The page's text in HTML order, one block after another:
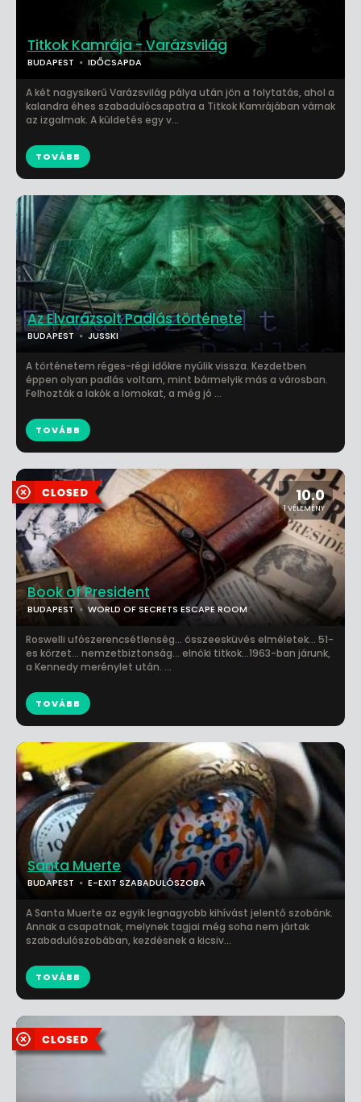
Az Elvarázsolt Padlás története
BUDAPEST JUSSKI
A történetem réges-régi időkre nyúlik vissza. Kezdetben
éppen olyan padlás voltam, mint bármelyik más a városban.
Felhozták a lakók a lomokat, a még jó ...
TOVÁBB
Santa Muerte
BUDAPEST E-EXIT SZABADULÓSZOBA
A Santa Muerte az egyik legnagyobb kihívást jelentő szobánk.
Annak a csapatnak, melynek tagjai még soha nem jártak
szabadulószobában, kezdésnek a kicsiv...
TOVÁBB
Titkok Kamrája - Varázsvilág
BUDAPEST IDŐCSAPDA
A két nagysikerű Varázsvilág pálya után jön a folytatás, ahol a
kalandra éhes szabadulócsapatra a Titkok Kamrájában várnak
az izgalmak. A küldetés egy v...
TOVÁBB
10.0
1 VÉLEMÉNY
Book of President
BUDAPEST WORLD OF SECRETS ESCAPE ROOM
Roswelli ufószerencsétlenség... összeesküvés elméletek... 51-
es körzet... nemzetbiztonság... elnöki titkok...1963-ban járunk,
a Kennedy merénylet után. ...
TOVÁBB